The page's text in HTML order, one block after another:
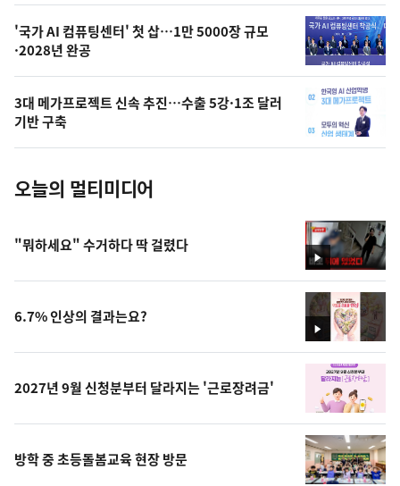
오
늘
사
진
'국가 AI 컴퓨팅센터' 첫 삽…1만 5000장 규모
·2028년 완공
3대 메가프로젝트 신속 추진…수출 5강·1조 달러
기반 구축
오늘의 멀티미디어
영
상
"뭐하세요" 수거하다 딱 걸렸다
영
상
6.7% 인상의 결과는요?
2027년 9월 신청분부터 달라지는 '근로장려금'
방학 중 초등돌봄교육 현장 방문